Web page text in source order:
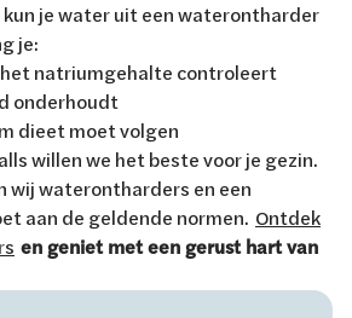
kun je water uit een waterontharder
je:
het natriumgehalte controleert
onderhoudt
dieet moet volgen
willen we het beste voor je gezin.
wij waterontharders en een
aan de geldende normen. Ontdek
en geniet met een gerust hart van